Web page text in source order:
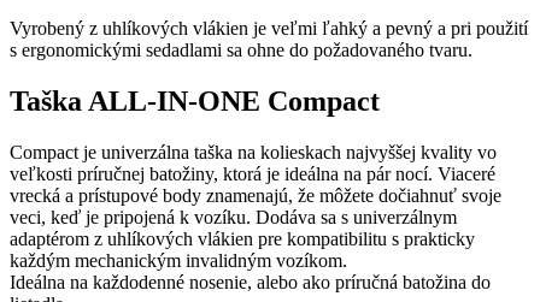
Vyrobený z uhlíkových vlákien je veľmi ľahký a pevný a pri použití
s ​​ergonomickými sedadlami sa ohne do požadovaného tvaru.
Taška ALL-IN-ONE Compact
Compact je univerzálna taška na kolieskach najvyššej kvality vo
veľkosti príručnej batožiny, ktorá je ideálna na pár nocí. Viaceré
vrecká a prístupové body znamenajú, že môžete dočiahnuť svoje
veci, keď je pripojená k vozíku. Dodáva sa s univerzálnym
adaptérom z uhlíkových vlákien pre kompatibilitu s prakticky
každým mechanickým invalidným vozíkom.
Ideálna na každodenné nosenie, alebo ako príručná batožina do